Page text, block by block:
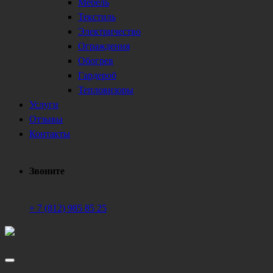
Текстиль
Электричество
Ограждения
Обогрев
Гардероб
Тепловизоры
Услуги
Отзывы
Контакты
Звоните
+ 7 (812) 985 85 25
Техническое обеспечение мероприятий